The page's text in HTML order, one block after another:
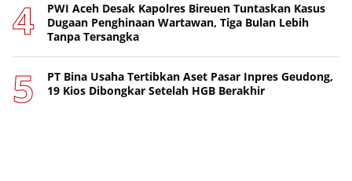
PWI Aceh Desak Kapolres Bireuen Tuntaskan Kasus
Dugaan Penghinaan Wartawan, Tiga Bulan Lebih
Tanpa Tersangka
PT Bina Usaha Tertibkan Aset Pasar Inpres Geudong,
19 Kios Dibongkar Setelah HGB Berakhir